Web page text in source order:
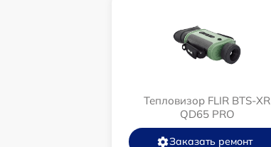
Тепловизор FLIR BTS-XR
QD65 PRO
Заказать ремонт